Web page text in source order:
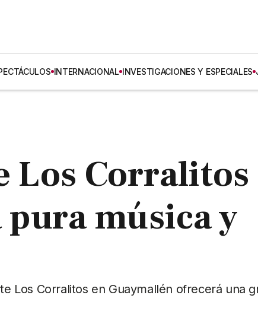
INTERNACIONAL INVESTIGACIONES Y ESPECIALES
Los Corralitos
música y
Los Corralitos en Guaymallén ofrecerá una